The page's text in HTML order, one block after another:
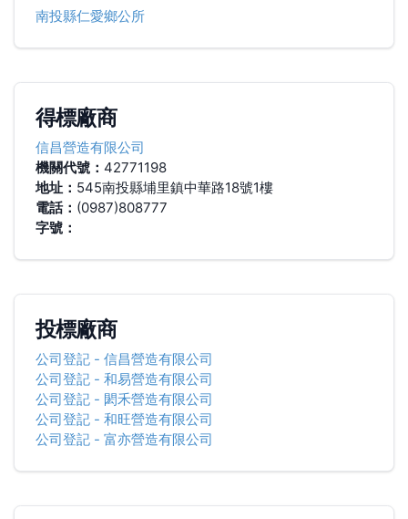
南投縣仁愛鄉公所
得標廠商
信昌營造有限公司
機關代號： 42771198
地址： 545南投縣埔里鎮中華路18號1樓
電話： (0987)808777
字號：
投標廠商
公司登記- 信昌營造有限公司
公司登記- 和易營造有限公司
公司登記- 閎禾營造有限公司
公司登記- 和旺營造有限公司
公司登記- 富亦營造有限公司